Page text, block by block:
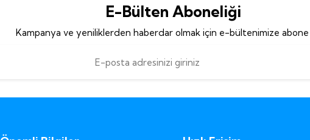
E-Bülten Aboneliği
Kampanya ve yeniliklerden haberdar olmak için e-bültenimize abone